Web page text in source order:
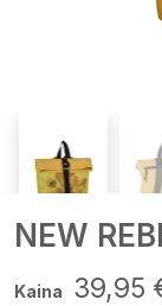
NEW
Kaina 39,95